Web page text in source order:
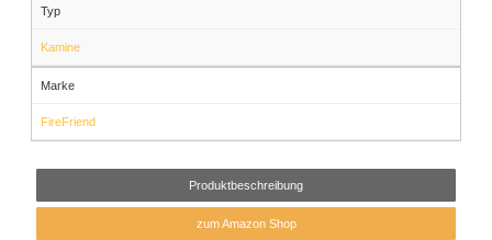
Typ
Kamine
Marke
FireFriend
Produktbeschreibung
zum Amazon Shop